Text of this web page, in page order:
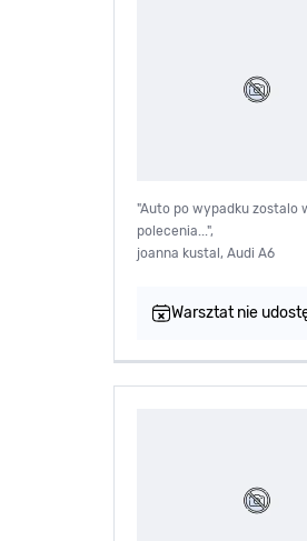
"Auto po wypadku zostalo
polecenia...",
joanna kustal, Audi A6
Warsztat nie